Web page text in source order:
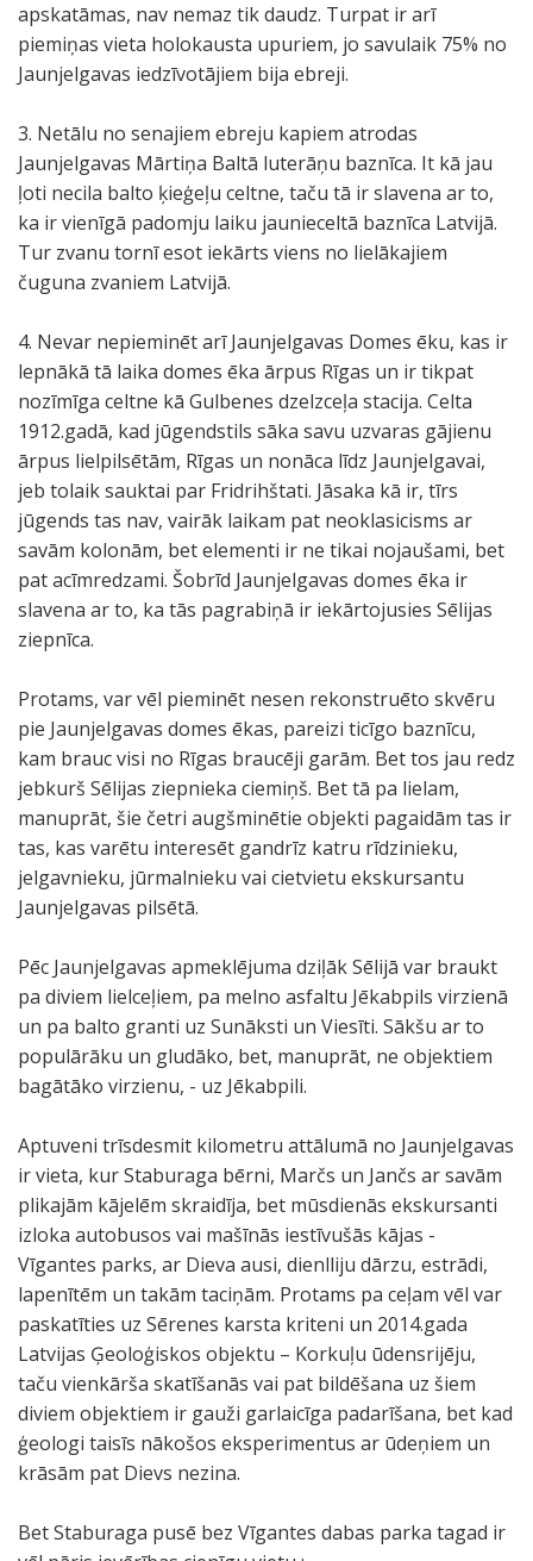
apskatāmas, nav nemaz tik daudz. Turpat ir arī
piemiņas vieta holokausta upuriem, jo savulaik 75% no
Jaunjelgavas iedzīvotājiem bija ebreji.
3. Netālu no senajiem ebreju kapiem atrodas
Jaunjelgavas Mārtiņa Baltā luterāņu baznīca. It kā jau
ļoti necila balto ķieģeļu celtne, taču tā ir slavena ar to,
ka ir vienīgā padomju laiku jaunieceltā baznīca Latvijā.
Tur zvanu tornī esot iekārts viens no lielākajiem
čuguna zvaniem Latvijā.
4. Nevar nepieminēt arī Jaunjelgavas Domes ēku, kas ir
lepnākā tā laika domes ēka ārpus Rīgas un ir tikpat
nozīmīga celtne kā Gulbenes dzelzceļa stacija. Celta
1912.gadā, kad jūgendstils sāka savu uzvaras gājienu
ārpus lielpilsētām, Rīgas un nonāca līdz Jaunjelgavai,
jeb tolaik sauktai par Fridrihštati. Jāsaka kā ir, tīrs
jūgends tas nav, vairāk laikam pat neoklasicisms ar
savām kolonām, bet elementi ir ne tikai nojaušami, bet
pat acīmredzami. Šobrīd Jaunjelgavas domes ēka ir
slavena ar to, ka tās pagrabiņā ir iekārtojusies Sēlijas
ziepnīca.
Protams, var vēl pieminēt nesen rekonstruēto skvēru
pie Jaunjelgavas domes ēkas, pareizi ticīgo baznīcu,
kam brauc visi no Rīgas braucēji garām. Bet tos jau redz
jebkurš Sēlijas ziepnieka ciemiņš. Bet tā pa lielam,
manuprāt, šie četri augšminētie objekti pagaidām tas ir
tas, kas varētu interesēt gandrīz katru rīdzinieku,
jelgavnieku, jūrmalnieku vai cietvietu ekskursantu
Jaunjelgavas pilsētā.
Pēc Jaunjelgavas apmeklējuma dziļāk Sēlijā var braukt
pa diviem lielceļiem, pa melno asfaltu Jēkabpils virzienā
un pa balto granti uz Sunāksti un Viesīti. Sākšu ar to
populārāku un gludāko, bet, manuprāt, ne objektiem
bagātāko virzienu, - uz Jēkabpili.
Aptuveni trīsdesmit kilometru attālumā no Jaunjelgavas
ir vieta, kur Staburaga bērni, Marčs un Jančs ar savām
plikajām kājelēm skraidīja, bet mūsdienās ekskursanti
izloka autobusos vai mašīnās iestīvušās kājas -
Vīgantes parks, ar Dieva ausi, dienlliju dārzu, estrādi,
lapenītēm un takām taciņām. Protams pa ceļam vēl var
paskatīties uz Sērenes karsta kriteni un 2014.gada
Latvijas Ģeoloģiskos objektu – Korkuļu ūdensrijēju,
taču vienkārša skatīšanās vai pat bildēšana uz šiem
diviem objektiem ir gauži garlaicīga padarīšana, bet kad
ģeologi taisīs nākošos eksperimentus ar ūdeņiem un
krāsām pat Dievs nezina.
Bet Staburaga pusē bez Vīgantes dabas parka tagad ir